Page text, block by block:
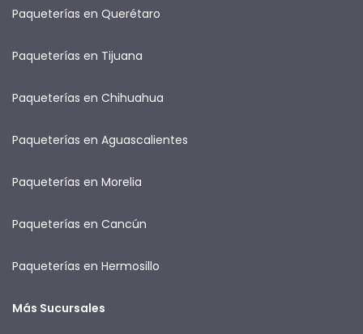
Paqueterías en Querétaro
Paqueterías en Tijuana
Paqueterías en Chihuahua
Paqueterías en Aguascalientes
Paqueterías en Morelia
Paqueterías en Cancún
Paqueterías en Hermosillo
Más Sucursales